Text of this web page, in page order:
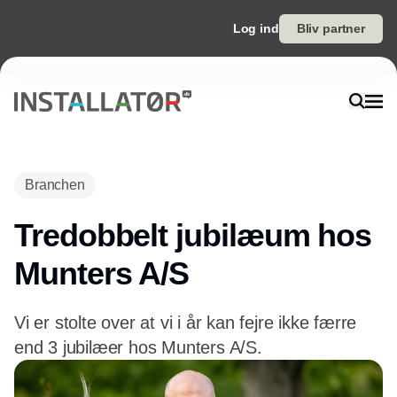
Log ind Bliv partner
Branchen
Tredobbelt jubilæum hos
Munters A/S
Vi er stolte over at vi i år kan fejre ikke færre
end 3 jubilæer hos Munters A/S.